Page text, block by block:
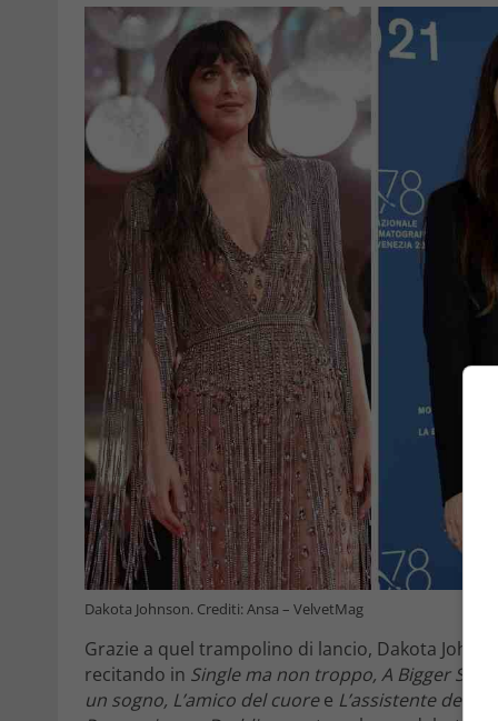
Dakota Johnson. Crediti: Ansa – VelvetMag
Grazie a quel trampolino di lancio, Dakota
recitando in Single ma non troppo, A Bigger
un sogno, L’amico del cuoree L’assistente della